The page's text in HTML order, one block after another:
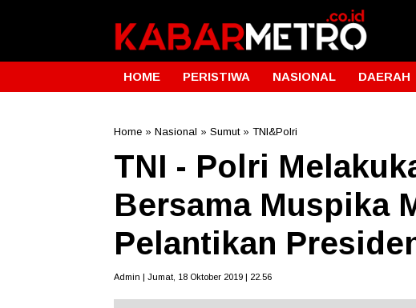
HOME PERISTIWA NASIONAL DAERAH
Home » Nasional » Sumut» TNI&Polri
TNI - Polri
Bersama Muspika
Pelantikan
Admin | Jumat, 18 Oktober 2019 | 22.56